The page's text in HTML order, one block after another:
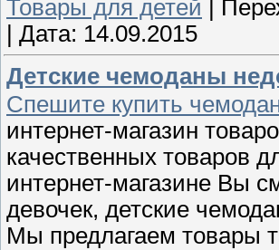
Товары для детей |
| Дата: 14.09.2015
Детские чемоданы
Спешите купить
интернет-магазин
качественных товаров
интернет-магазине Вы
девочек, детские
Мы предлагаем товары